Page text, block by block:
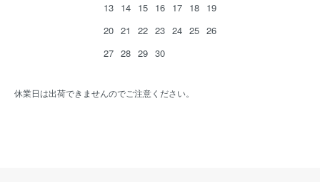
13 14 15 16 17 18 19
20 21 22 23 24 25 26
27 28 29 30
休業日は出荷できませんのでご注意ください。